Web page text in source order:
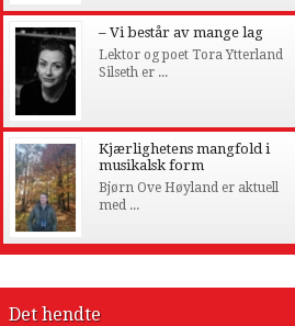
– Vi består av mange lag
Lektor og poet Tora Ytterland
Silseth er ...
Kjærlighetens mangfold i
musikalsk form
Bjørn Ove Høyland er aktuell
med ...
Det hendte